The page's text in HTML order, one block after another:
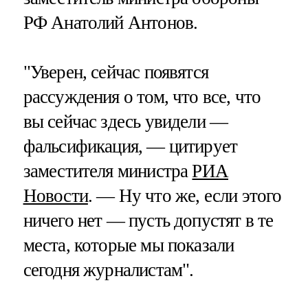
РФ Анатолий Антонов.
"Уверен, сейчас появятся
рассуждения о том, что все, что
вы сейчас здесь увидели —
фальсификация, — цитирует
заместителя министраРИА
Новости. — Ну что же, если этого
ничего нет — пусть допустят в те
места, которые мы показали
сегодня журналистам".